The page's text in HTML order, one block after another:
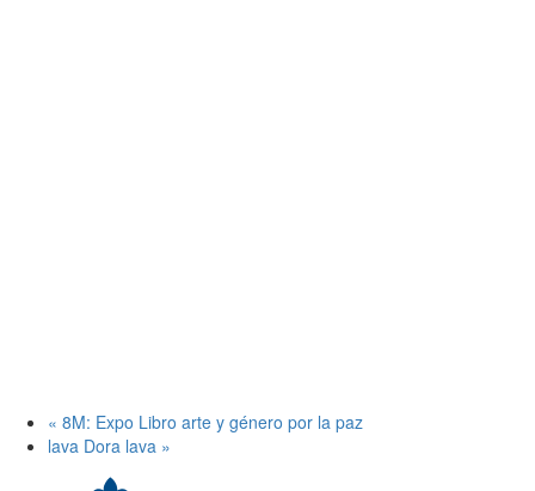
« 8M: Expo Libro arte y género por la paz
lava Dora lava »